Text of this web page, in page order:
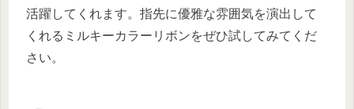
活躍してくれます。指先に優雅な雰囲気を演出して
くれるミルキーカラーリボンをぜひ試してみてくだ
さい。